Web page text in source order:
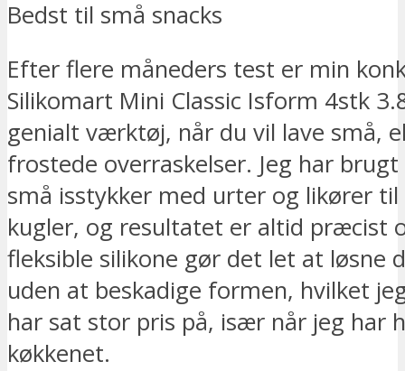
Bedst til små snacks
Efter flere måneders test er min
Silikomart Mini Classic Isform 4stk
genialt værktøj, når du vil lave små,
frostede overraskelser. Jeg har
små isstykker med urter og likører
kugler, og resultatet er altid præcist
fleksible silikone gør det let at løsne
uden at beskadige formen, hvilket
har sat stor pris på, især når jeg har
køkkenet.